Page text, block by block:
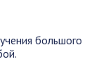
большого